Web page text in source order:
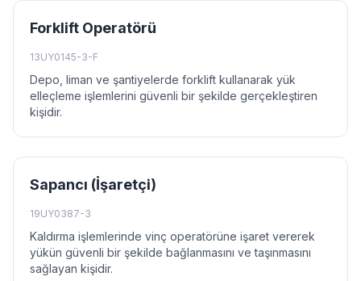
Forklift Operatörü
13UY0145-3-F
Depo, liman ve şantiyelerde forklift kullanarak yük
elleçleme işlemlerini güvenli bir şekilde gerçekleştiren
kişidir.
Sapancı (İşaretçi)
19UY0387-3
Kaldırma işlemlerinde vinç operatörüne işaret vererek
yükün güvenli bir şekilde bağlanmasını ve taşınmasını
sağlayan kişidir.